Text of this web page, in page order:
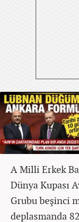
A Milli Erkek
Dünya Kupası
Grubu beşinci
deplasmanda